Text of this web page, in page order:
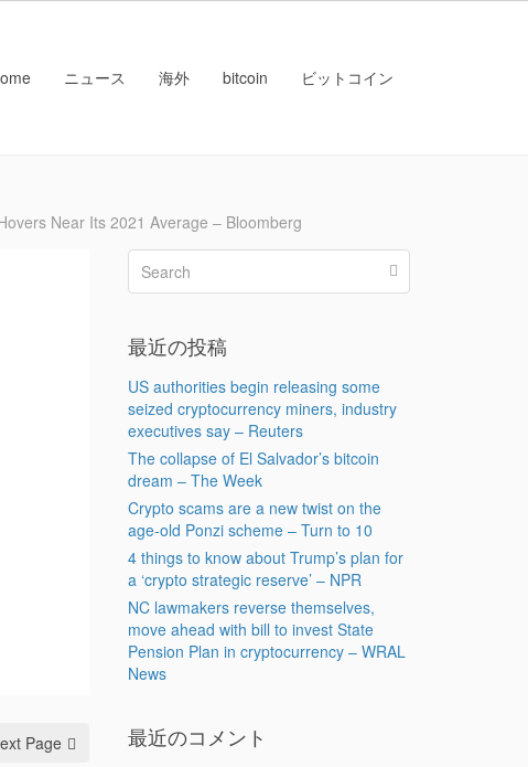
ニュース 海外 bitcoin ビットコイン
Near Its 2021 Average – Bloomberg
Page
最近の投稿
US authorities begin releasing some
seized cryptocurrency miners, industry
executives say – Reuters
The collapse of El Salvador’s bitcoin
dream – The Week
Crypto scams are a new twist on the
age-old Ponzi scheme – Turn to 10
4 things to know about Trump’s plan for
a ‘crypto strategic reserve’ – NPR
NC lawmakers reverse themselves,
move ahead with bill to invest State
Pension Plan in cryptocurrency – WRAL
News
最近のコメント